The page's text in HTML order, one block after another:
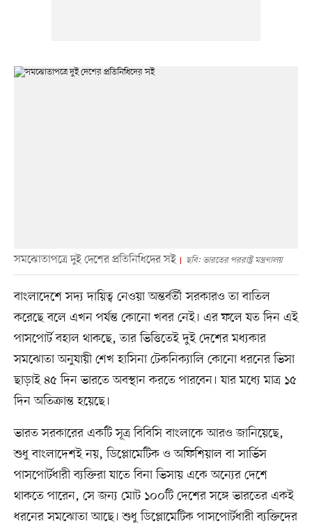
সমঝোতাপত্রে দুই দেশের প্রতিনিধিদের সই ছবি: ভারতের পররাষ্ট্র মন্ত্রণালয়
বাংলাদেশে সদ্য দায়িত্ব নেওয়া অন্তর্বর্তী সরকারও তা বাতিল
করেছে বলে এখন পর্যন্ত কোনো খবর নেই। এর ফলে যত দিন এই
পাসপোর্ট বহাল থাকছে, তার ভিত্তিতেই দুই দেশের মধ্যকার
সমঝোতা অনুযায়ী শেখ হাসিনা টেকনিক্যালি কোনো ধরনের ভিসা
ছাড়াই ৪৫ দিন ভারতে অবস্থান করতে পারবেন। যার মধ্যে মাত্র ১৫
দিন অতিক্রান্ত হয়েছে।
ভারত সরকারের একটি সূত্র বিবিসি বাংলাকে আরও জানিয়েছে,
শুধু বাংলাদেশই নয়, ডিপ্লোমেটিক ও অফিশিয়াল বা সার্ভিস
পাসপোর্টধারী ব্যক্তিরা যাতে বিনা ভিসায় একে অন্যের দেশে
থাকতে পারেন, সে জন্য মোট ১০০টি দেশের সঙ্গে ভারতের একই
ধরনের সমঝোতা আছে। শুধু ডিপ্লোমেটিক পাসপোর্টধারী ব্যক্তিদের